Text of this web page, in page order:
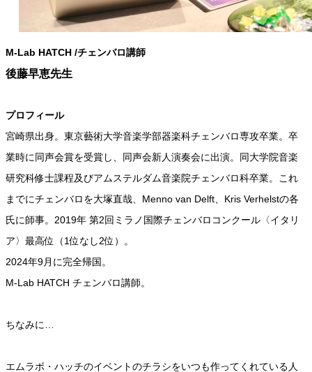
M-Lab HATCH /チェンバロ講師
後藤早恵先生
プロフィール
宮崎県出身。東京藝術大学音楽学部器楽科チェンバロ専攻卒業。卒
業時に同声会賞を受賞し、同声会新人演奏会に出演。同大学院音楽
研究科修士課程及びアムステルダム音楽院チェンバロ科卒業。これ
までにチェンバロを大塚直哉、Menno van Delft、Kris Verhelstの各
氏に師事。2019年 第2回ミラノ国際チェンバロコンクール〈イタリ
ア〉最高位（1位なし2位）。
2024年9月に完全帰国。
M-Lab HATCH チェンバロ講師。
ちなみに…
エムラボ・ハッチのイベントのチラシをいつも作ってくれている人